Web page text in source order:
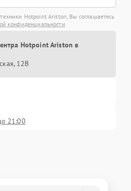
Hotpoint Ariston, Вы соглашаетесь
конфиденциальности
Hotpoint Ariston в
12В
21:00